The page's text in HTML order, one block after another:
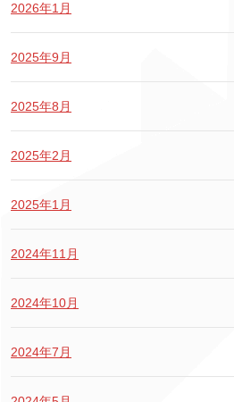
2026年1月
2025年9月
2025年8月
2025年2月
2025年1月
2024年11月
2024年10月
2024年7月